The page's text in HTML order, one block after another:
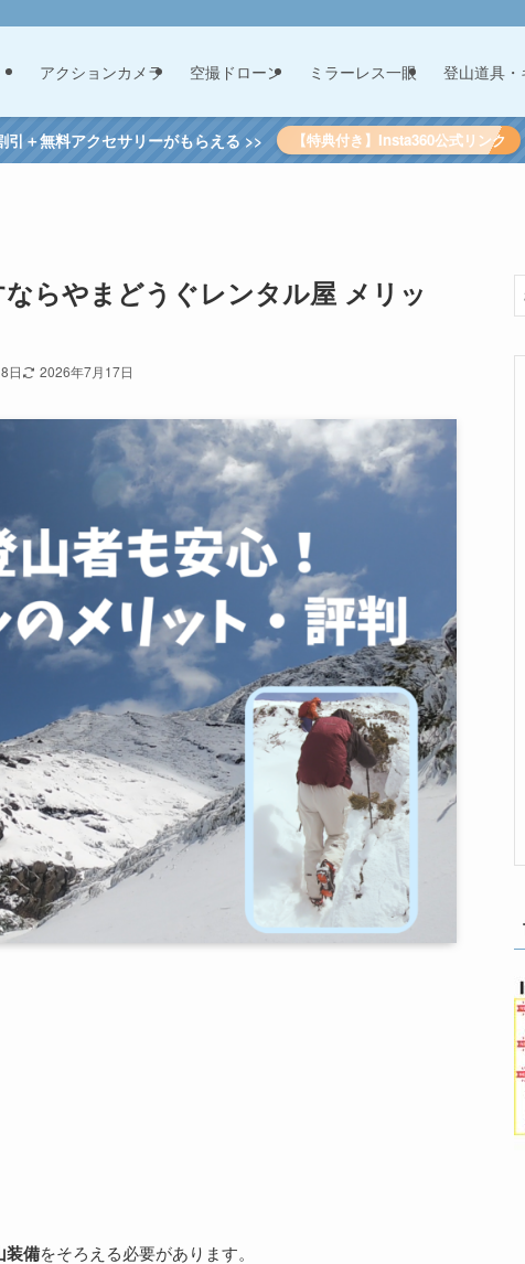
アクションカメラ 空撮ドローン ミラーレス一眼 登山道具・
引＋無料アクセサリーがもらえる >> 【特典付き】Insta360公式リンク
ならやまどうぐレンタル屋 メリッ
日 2026年7月17日
装備をそろえる必要があります。